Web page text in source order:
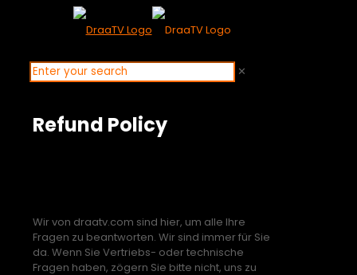
✕
Refund Policy
Wir von draatv.com sind hier, um alle Ihre
Fragen zu beantworten. Wir sind immer für Sie
da. Wenn Sie Vertriebs- oder technische
Fragen haben, zögern Sie bitte nicht, uns zu